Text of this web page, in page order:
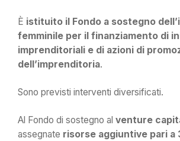
È istituito il Fondo a sostegno
femminile per il finanziamento di
imprenditoriali e di azioni di
dell’imprenditoria.
Sono previsti interventi diversificati.
Al Fondo di sostegno al venture
assegnate risorse aggiuntive pari a